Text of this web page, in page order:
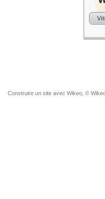
Construire un site avec Wikeo, ©